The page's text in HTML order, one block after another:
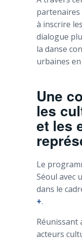
à inscrire
dialogue
la danse
urbaines en
Une
les
et les
Le
Séoul avec
dans le
+.
Réunissant
acteurs